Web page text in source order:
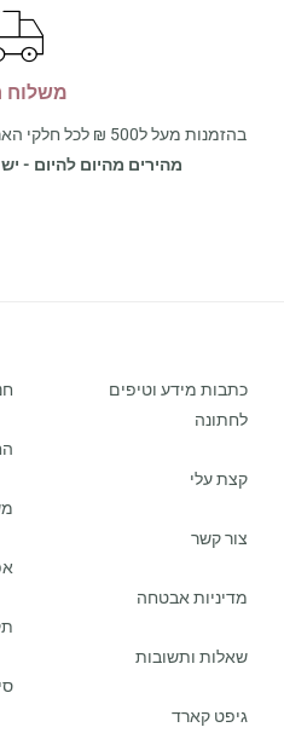
משלוח
בהזמנות מעל ל500 ₪ לכל חלקי הארץ, עד 3 ימי עסקים.
מהירים מהיום להיום -
כתבות מידע וטיפים
לחתונה
קצת עלי
צור קשר
מדיניות אבטחה
שאלות ותשובות
גיפט קארד